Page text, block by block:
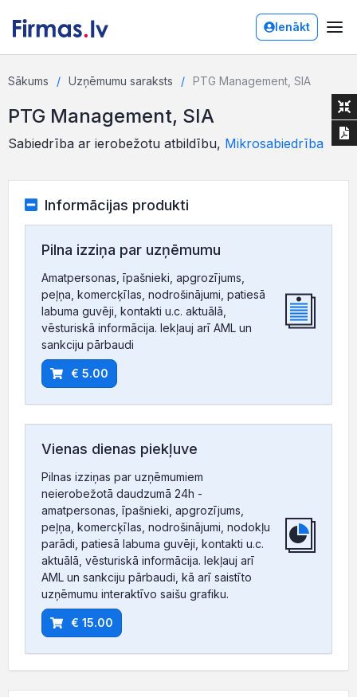
Ienākt
Sākums Uzņēmumu saraksts PTG Management, SIA
PTG Management, SIA
Sabiedrība ar ierobežotu atbildību, Mikrosabiedrība
Informācijas produkti
Pilna izziņa par uzņēmumu
Amatpersonas, īpašnieki, apgrozījums,
peļņa, komercķīlas, nodrošinājumi, patiesā
labuma guvēji, kontakti u.c. aktuālā,
vēsturiskā informācija. Iekļauj arī AML un
sankciju pārbaudi
€ 5.00
Vienas dienas piekļuve
Pilnas izziņas par uzņēmumiem
neierobežotā daudzumā 24h -
amatpersonas, īpašnieki, apgrozījums,
peļņa, komercķīlas, nodrošinājumi, nodokļu
parādi, patiesā labuma guvēji, kontakti u.c.
aktuālā, vēsturiskā informācija. Iekļauj arī
AML un sankciju pārbaudi, kā arī saistīto
uzņēmumu interaktīvo saišu grafiku.
€ 15.00